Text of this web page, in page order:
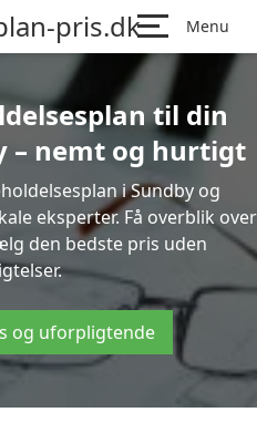
pris.dk Menu
til din
– nemt og hurtigt
i Sundby og
eksperter. Få overblik over
den bedste pris uden
og uforpligtende